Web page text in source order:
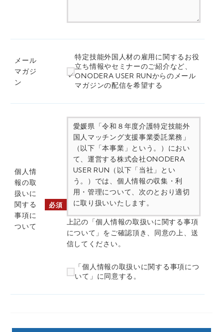
メール
マガジ
ン
特定技能外国人材の雇用に関するお役
立ち情報やセミナーのご紹介など、
ONODERA USER RUNからのメール
マガジンの配信を希望する
個人情
報の取
扱いに
関する
事項に
ついて
必須
愛媛県「令和８年度介護特定技能外
国人マッチング支援事業委託業務」
（以下「本事業」という。）におい
て、運営する株式会社ONODERA
USER RUN（以下「当社」とい
う。）では、個人情報の収集・利
用・管理について、次のとおり適切
に取り扱いいたします。
a) 個人情報の取扱事業者の名称
株式会社ONODERA USER RUN
b) 個人情報保護管理者の氏名または
所属：代表取締役副社長 連絡先：
https://onodera-user-
run.co.jp/inquiry/
上記の「個人情報の取扱いに関する事項
について」をご確認頂き、同意の上、送
信してください。
「個人情報の取扱いに関する事項につ
いて」に同意する。